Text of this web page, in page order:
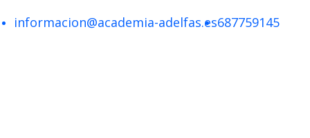
informacion@academia-adelfas.es687759145